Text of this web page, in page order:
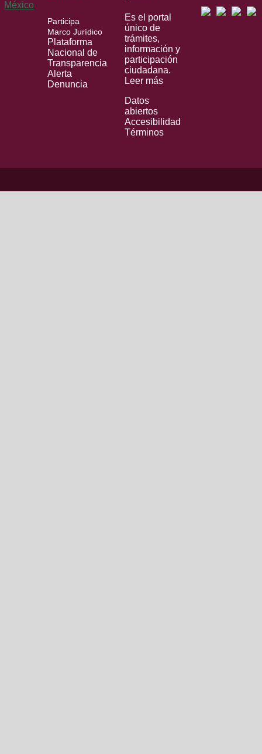
Participa
Marco Jurídico
Plataforma
Nacional de
Transparencia
Alerta
Denuncia
Es el portal
único de
trámites,
información y
participación
ciudadana.
Leer más
Datos
abiertos
Accesibilidad
Términos